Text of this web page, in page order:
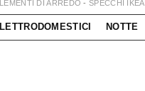
DI ARREDO -SPECCHI IKEA
NOTTE